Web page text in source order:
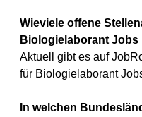
Wieviele offene
Biologielaborant
Aktuell gibt es auf
für Biologielaborant
In welchen